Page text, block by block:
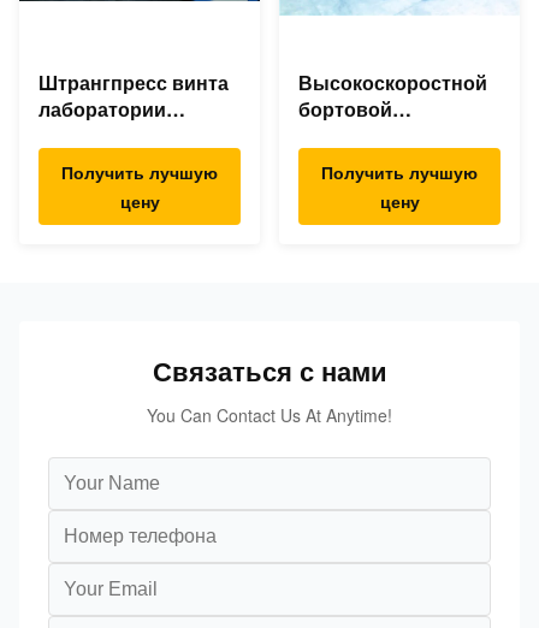
Штрангпресс винта
лаборатории
линия штранг-
прессования винта
для ТПЭ ТПР ТПУ
Получить лучшую
цену
Высокоскоростной
бортовой
фидера для сажи
талька ТиО2 Силька
КаКо3.
Получить лучшую
цену
Связаться с нами
You Can Contact Us At Anytime!